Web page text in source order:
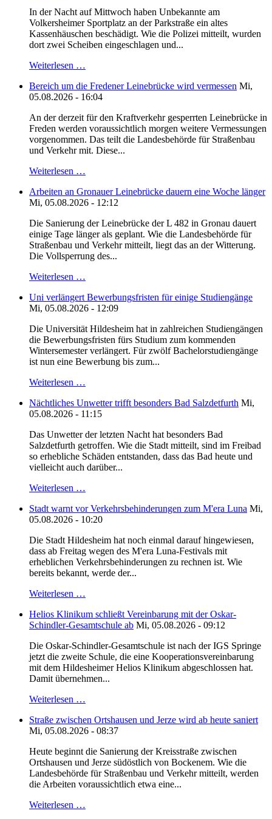
In der Nacht auf Mittwoch haben Unbekannte am
Volkersheimer Sportplatz an der Parkstraße ein altes
Kassenhäuschen beschädigt. Wie die Polizei mitteilt, wurden
dort zwei Scheiben eingeschlagen und...
Weiterlesen …
Bereich um die Fredener Leinebrücke wird vermessen Mi,
05.08.2026 - 16:04
An der derzeit für den Kraftverkehr gesperrten Leinebrücke in
Freden werden voraussichtlich morgen weitere Vermessungen
vorgenommen. Das teilt die Landesbehörde für Straßenbau
und Verkehr mit. Diese...
Weiterlesen …
Arbeiten an Gronauer Leinebrücke dauern eine Woche länger
Mi, 05.08.2026 - 12:12
Die Sanierung der Leinebrücke der L 482 in Gronau dauert
einige Tage länger als geplant. Wie die Landesbehörde für
Straßenbau und Verkehr mitteilt, liegt das an der Witterung.
Die Vollsperrung des...
Weiterlesen …
Uni verlängert Bewerbungsfristen für einige Studiengänge
Mi, 05.08.2026 - 12:09
Die Universität Hildesheim hat in zahlreichen Studiengängen
die Bewerbungsfristen fürs Studium zum kommenden
Wintersemester verlängert. Für zwölf Bachelorstudiengänge
ist nun eine Bewerbung bis zum...
Weiterlesen …
Nächtliches Unwetter trifft besonders Bad Salzdetfurth Mi,
05.08.2026 - 11:15
Das Unwetter der letzten Nacht hat besonders Bad
Salzdetfurth getroffen. Wie die Stadt mitteilt, sind im Freibad
so erhebliche Schäden entstanden, dass das Bad heute und
vielleicht auch darüber...
Weiterlesen …
Stadt warnt vor Verkehrsbehinderungen zum M'era Luna Mi,
05.08.2026 - 10:20
Die Stadt Hildesheim hat noch einmal darauf hingewiesen,
dass ab Freitag wegen des M'era Luna-Festivals mit
erheblichen Verkehrsbehinderungen zu rechnen ist. Wie
bereits bekannt, werde der...
Weiterlesen …
Helios Klinikum schließt Vereinbarung mit der Oskar-
Schindler-Gesamtschule ab Mi, 05.08.2026 - 09:12
Die Oskar-Schindler-Gesamtschule ist nach der IGS Springe
jetzt die zweite Schule, die eine Kooperationsvereinbarung
mit dem Hildesheimer Helios Klinikum abgeschlossen hat.
Damit übernehmen...
Weiterlesen …
Straße zwischen Ortshausen und Jerze wird ab heute saniert
Mi, 05.08.2026 - 08:37
Heute beginnt die Sanierung der Kreisstraße zwischen
Ortshausen und Jerze südöstlich von Bockenem. Wie die
Landesbehörde für Straßenbau und Verkehr mitteilt, werden
die Arbeiten voraussichtlich etwa eine...
Weiterlesen …